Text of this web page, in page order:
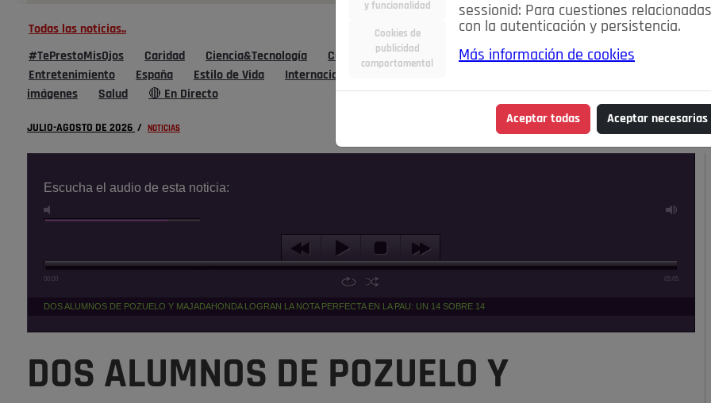
Todas las noticias..
#TePrestoMisOjos Caridad Ciencia&Tecnología Cultura Deportes Economía
Educación
Entretenimiento
España Estilo de Vida Internacional
imágenes
Salud 🔴 En Directo
JULIO-AGOSTO DE 2026 / NOTICIAS
Escucha el audio de esta noticia:
00:00 05:05
DOS ALUMNOS DE POZUELO Y MAJADAHONDA LOGRAN LA NOTA PERFECTA EN LA PAU: UN 14 SOBRE 14
DOS ALUMNOS DE POZUELO Y
y funcionalidad
Cookies de
publicidad
comportamental
sessionid: Para cuestiones relacionadas
con la autenticación y persistencia.
Más información de cookies
Aceptar todas Aceptar necesarias